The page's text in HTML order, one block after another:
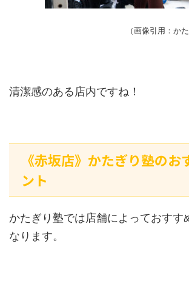
（画像引用：か
清潔感のある店内ですね！
《赤坂店》かたぎり塾のお
ント
かたぎり塾では店舗によっておすす
なります。